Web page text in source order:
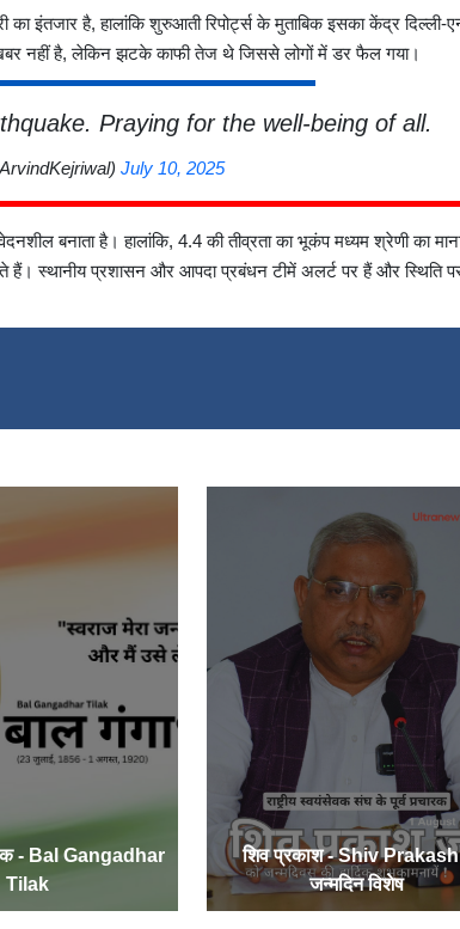
इंतजार है, हालांकि शुरुआती रिपोर्ट्स के मुताबिक इसका केंद्र दिल्ली-
नहीं है, लेकिन झटके काफी तेज थे जिससे लोगों में डर फैल गया।
Praying for the well-being of all.
July 10, 2025
बनाता है। हालांकि, 4.4 की तीव्रता का भूकंप मध्यम श्रेणी का
स्थानीय प्रशासन और आपदा प्रबंधन टीमें अलर्ट पर हैं और स्थिति
- Bal Gangadhar
Tilak
शिव प्रकाश - Shiv
जन्मदिन विशेष